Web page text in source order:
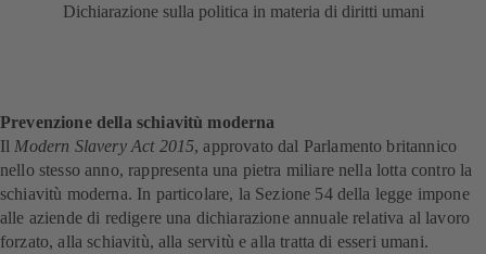
Dichiarazione sulla politica in materia di diritti umani
Prevenzione della schiavitù moderna
Il Modern Slavery Act 2015, approvato dal Parlamento britannico
nello stesso anno, rappresenta una pietra miliare nella lotta contro la
schiavitù moderna. In particolare, la Sezione 54 della legge impone
alle aziende di redigere una dichiarazione annuale relativa al lavoro
forzato, alla schiavitù, alla servitù e alla tratta di esseri umani.